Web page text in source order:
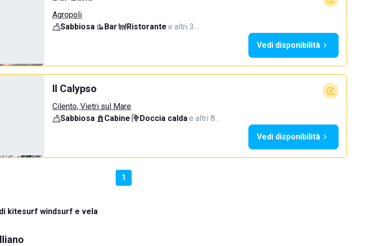
Agropoli
Sabbiosa· Bar· Ristorante·e altri 3…
Vedi disponibilità
Il Calypso
Cilento, Vietri sul Mare
Sabbiosa· Cabine· Doccia calda·e altri 8…
Vedi disponibilità
1
kitesurf windsurf e vela